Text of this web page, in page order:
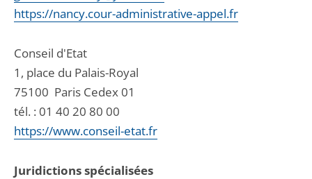
https://nancy.cour-administrative-appel.fr
Conseil d'Etat
1, place du Palais-Royal
75100 Paris Cedex 01
tél. : 01 40 20 80 00
https://www.conseil-etat.fr
Juridictions spécialisées